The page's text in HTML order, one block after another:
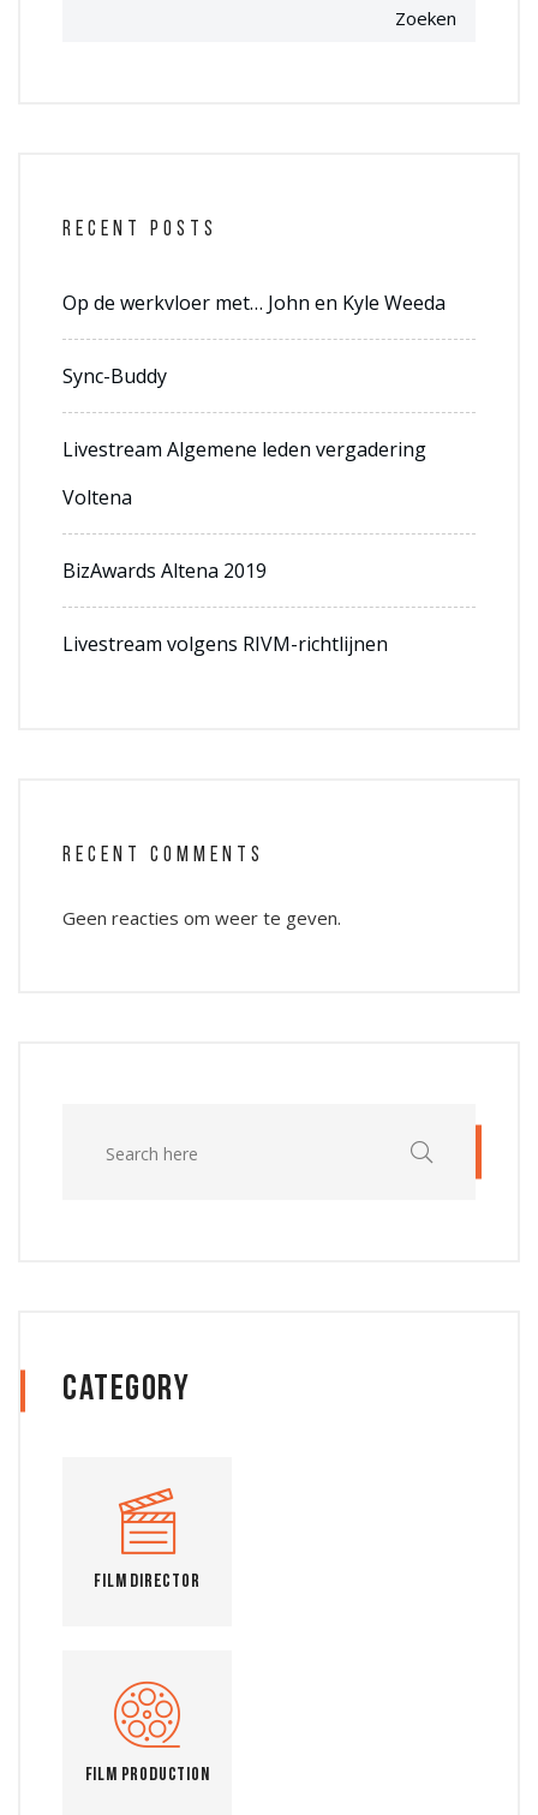
Zoeken
RECENT POSTS
Op de werkvloer met… John en Kyle Weeda
Sync-Buddy
Livestream Algemene leden vergadering
Voltena
BizAwards Altena 2019
Livestream volgens RIVM-richtlijnen
RECENT COMMENTS
Geen reacties om weer te geven.
Category
Film Director
Film Production